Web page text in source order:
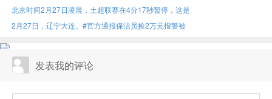
北京时间2月27日凌晨，土超联赛在4分17秒暂停，这是
2月27日，辽宁大连。#官方通报保洁员捡2万元报警被
发表我的评论